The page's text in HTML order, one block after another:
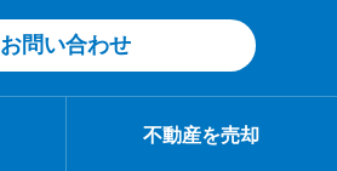
お問い合わせ
不動産を売却